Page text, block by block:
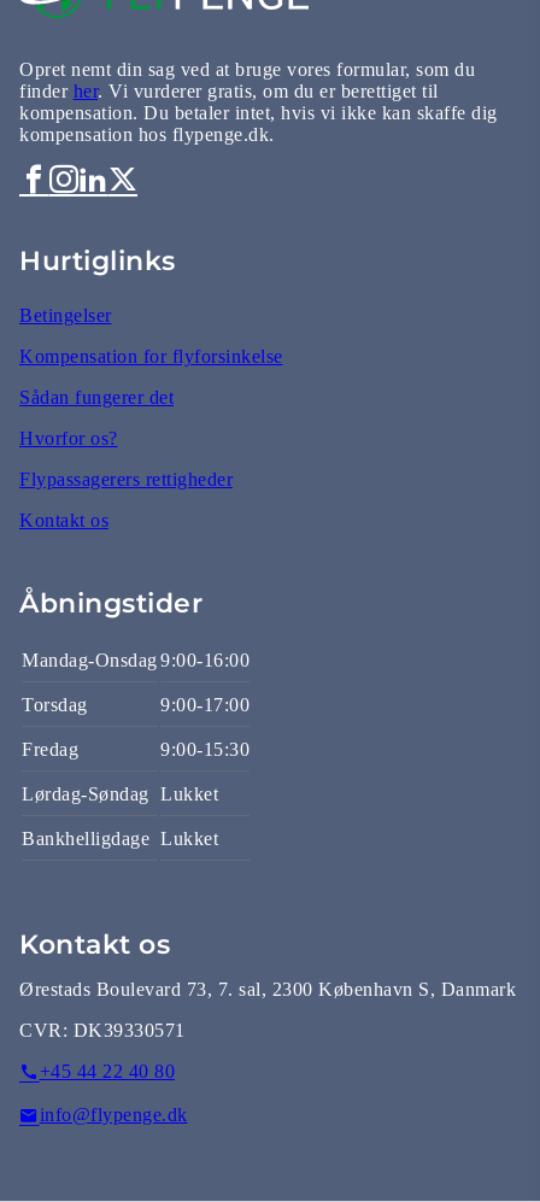
Opret nemt din sag ved at bruge vores formular, som du
finder her. Vi vurderer gratis, om du er berettiget til
kompensation. Du betaler intet, hvis vi ikke kan skaffe dig
kompensation hos flypenge.dk.
Hurtiglinks
Betingelser
Kompensation for flyforsinkelse
Sådan fungerer det
Hvorfor os?
Flypassagerers rettigheder
Kontakt os
Åbningstider
Mandag-Onsdag9:00-16:00
Torsdag 9:00-17:00
Fredag 9:00-15:30
Lørdag-Søndag Lukket
Bankhelligdage Lukket
Kontakt os
Ørestads Boulevard 73, 7. sal, 2300 København S, Danmark
CVR: DK39330571
+45 44 22 40 80
info@flypenge.dk